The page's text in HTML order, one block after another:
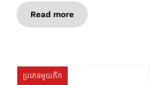
Read more
ប្រភេទមួយតឹក